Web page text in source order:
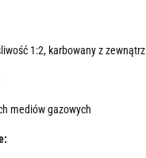
1:2, karbowany z zewnątrz
mediów gazowych